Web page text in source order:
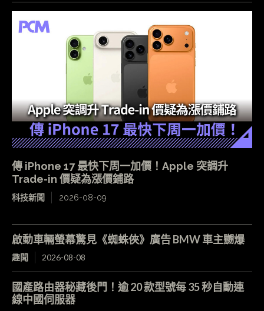
傳 iPhone 17 最快下周一加價！Apple 突調升
Trade-in 價疑為漲價鋪路
科技新聞 2026-08-09
啟動車輛螢幕驚見《蜘蛛俠》廣告 BMW 車主嬲爆
趣聞 2026-08-08
國產路由器秘藏後門！逾 20 款型號每 35 秒自動連
線中國伺服器